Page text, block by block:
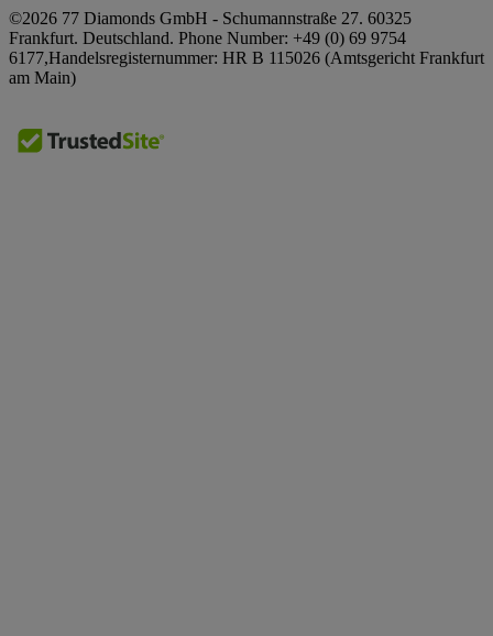
Nejčastější dotazy
Dodání a vrácení zboží
Naše Sliby
Ocenění
Zásady používání souborů cookie
Podmínky a pravidla
©2026 77 Diamonds GmbH - Schumannstraße 27. 60325
Frankfurt. Deutschland. Phone Number: +49 (0) 69 9754
6177,Handelsregisternummer: HR B 115026 (Amtsgericht Frankfurt
am Main)